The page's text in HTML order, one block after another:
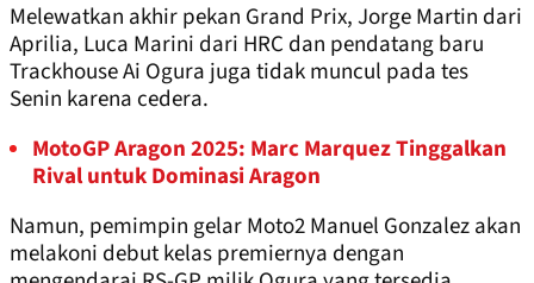
Melewatkan akhir pekan Grand Prix, Jorge Martin dari
Aprilia, Luca Marini dari HRC dan pendatang baru
Trackhouse Ai Ogura juga tidak muncul pada tes
Senin karena cedera.
MotoGP Aragon 2025: Marc Marquez Tinggalkan
Rival untuk Dominasi Aragon
Namun, pemimpin gelar Moto2 Manuel Gonzalez akan
melakoni debut kelas premiernya dengan